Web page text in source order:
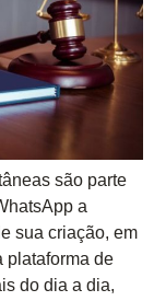
são parte
a
sua criação, em
plataforma de
do dia a dia,